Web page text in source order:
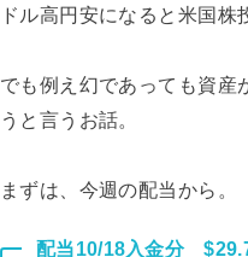
ドル高円安になると米国株
でも例え幻であっても資産
うと言うお話。
まずは、今週の配当から。
配当10/18入金分